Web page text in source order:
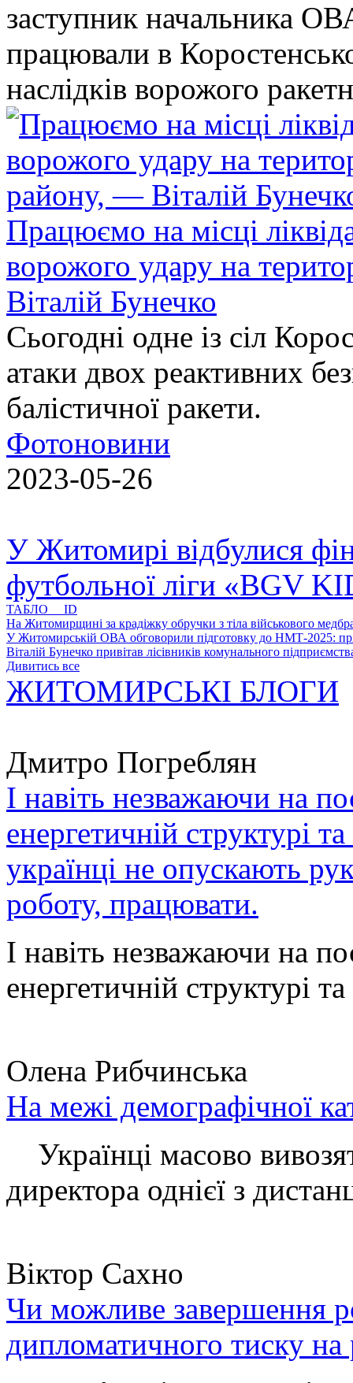
заступник начальника
працювали в
наслідків ворожого
Працюємо на місці
ворожого удару на
Віталій Бунечко
Сьогодні одне із сіл
атаки двох реактивних
балістичної ракети.
Фотоновини
2023-05-26
У Житомирі відбулися
футбольної ліги «BGV
ТАБЛО ID
На Житомирщині за крадіжку обручки з тіла військового
У Житомирській ОВА обговорили підготовку до НМТ-2025:
Віталій Бунечко привітав лісівників комунального
Дивитись все
ЖИТОМИРСЬКІ БЛОГИ
Дмитро Погреблян
І навіть незважаючи на
енергетичній структурі
українці не опускають
роботу, працювати.
І навіть незважаючи на
енергетичній структурі
Олена Рибчинська
На межі демографічної
Українці масово
директора однієї з
Віктор Сахно
Чи можливе завершення
дипломатичного тиску